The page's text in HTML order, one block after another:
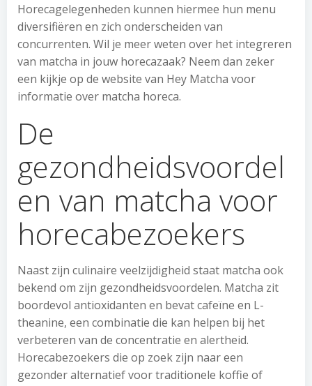
Horecagelegenheden kunnen hiermee hun menu
diversifiëren en zich onderscheiden van
concurrenten. Wil je meer weten over het integreren
van matcha in jouw horecazaak? Neem dan zeker
een kijkje op de website van Hey Matcha voor
informatie over matcha horeca.
De
gezondheidsvoordel
en van matcha voor
horecabezoekers
Naast zijn culinaire veelzijdigheid staat matcha ook
bekend om zijn gezondheidsvoordelen. Matcha zit
boordevol antioxidanten en bevat cafeïne en L-
theanine, een combinatie die kan helpen bij het
verbeteren van de concentratie en alertheid.
Horecabezoekers die op zoek zijn naar een
gezonder alternatief voor traditionele koffie of